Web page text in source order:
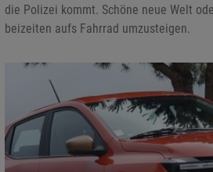
die Polizei kommt. Schöne neue Welt
beizeiten aufs Fahrrad umzusteigen.